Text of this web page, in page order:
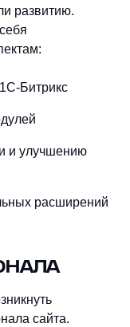
развитию.
Битрикс
и улучшению
расширений
сайта.